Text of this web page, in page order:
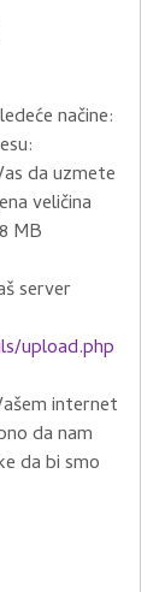
načine:
da uzmete
veličina
MB
server
upload.php
internet
da nam
da bi smo